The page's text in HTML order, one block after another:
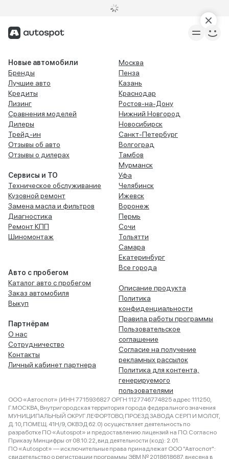
Новые автомобили
Бренды
Лучшие авто
Кредиты
Лизинг
Сравнения моделей
Дилеры
Трейд-ин
Отзывы об авто
Отзывы о дилерах
Сервисы и ТО
Техническое обслуживание
Кузовной ремонт
Замена масла и фильтров
Диагностика
Ремонт КПП
Шиномонтаж
Авто с пробегом
Каталог авто с пробегом
Заказ автомобиля
Выкуп
Партнёрам
О нас
Сотрудничество
Контакты
Личный кабинет партнера
Москва
Пенза
Казань
Краснодар
Ростов-на-Дону
Нижний Новгород
Новосибирск
Санкт-Петербург
Волгоград
Тамбов
Мурманск
Уфа
Челябинск
Ижевск
Воронеж
Пермь
Сочи
Тольятти
Самара
Екатеринбург
Все города
Описание продукта
Политика
конфиденциальности
Правила работы программы
Пользовательское
соглашение
Согласие на получение
рекламных рассылок
Политика для контента,
генерируемого
пользователями
ООО «Автоспот» (ИНН 7715936827 ОРГН 1127746774825 адрес 111250,
Г.МОСКВА, Внутригородская территория города федерального значения
МУНИЦИПАЛЬНЫЙ ОКРУГ ЛЕФОРТОВО, ПРОЕЗД ЗАВОДА СЕРП И МОЛОТ,
Д. 10, ПОМЕЩ. 41Н/9, ОКВЭД 62.0) осуществляет деятельность по
разработке ПО «Autospot» и предоставлению лицензий на ПО. Согласно
Приказу Минцифры от 08.10.22, вид деятельности (код): 2.01.
ПО «Autospot» — исключительные права принадлежат ООО "Автоспот":
свидетельство о регистрации программы ЭВМ № 2018618687, внесена в